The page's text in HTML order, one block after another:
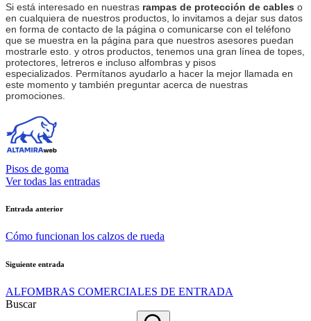
Si está interesado en nuestras rampas de protección de cables o
en cualquiera de nuestros productos, lo invitamos a dejar sus datos
en forma de contacto de la página o comunicarse con el teléfono
que se muestra en la página para que nuestros asesores puedan
mostrarle esto. y otros productos, tenemos una gran línea de topes,
protectores, letreros e incluso alfombras y pisos
especializados. Permítanos ayudarlo a hacer la mejor llamada en
este momento y también preguntar acerca de nuestras
promociones.
Pisos de goma
Ver todas las entradas
Navegación
de
Entrada anterior
Cómo funcionan los calzos de rueda
Siguiente entrada
ALFOMBRAS COMERCIALES DE ENTRADA
Buscar